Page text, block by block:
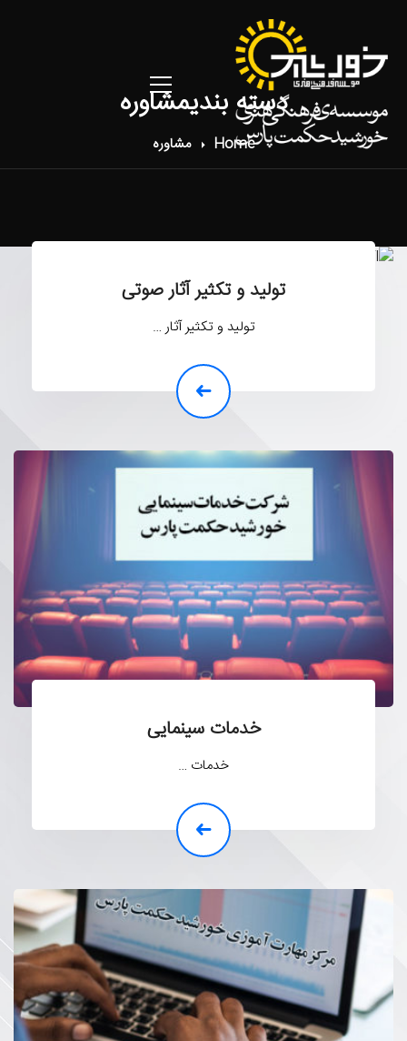
دسته بندیمشاوره
Home مشاوره
تولید و تکثیر آثار صوتی
تولید و تکثیر آثار …
خدمات سینمایی
خدمات …